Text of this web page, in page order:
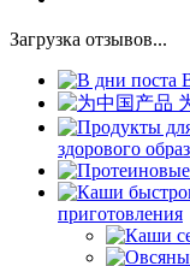
Загрузка отзывов...
здорового
приготовления